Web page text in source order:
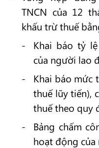
TNCN của 12
khấu trừ thuế
Khai báo tỷ
của người lao
Khai báo mức
thuế lũy tiến),
thuế theo quy
Bảng chấm
hoạt động của